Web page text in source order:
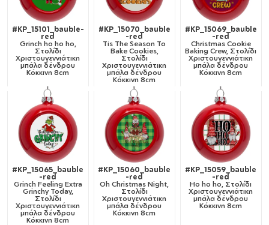
#KP_15101_bauble-
red
Grinch ho ho ho,
Στολίδι
Χριστουγεννιάτικη
μπάλα δένδρου
Κόκκινη 8cm
#KP_15070_bauble
-red
Tis The Season To
Bake Cookies,
Στολίδι
Χριστουγεννιάτικη
μπάλα δένδρου
Κόκκινη 8cm
#KP_15069_bauble
-red
Christmas Cookie
Baking Crew, Στολίδι
Χριστουγεννιάτικη
μπάλα δένδρου
Κόκκινη 8cm
#KP_15065_bauble
-red
Grinch Feeling Extra
Grinchy Today,
Στολίδι
Χριστουγεννιάτικη
μπάλα δένδρου
Κόκκινη 8cm
#KP_15060_bauble
-red
Oh Christmas Night,
Στολίδι
Χριστουγεννιάτικη
μπάλα δένδρου
Κόκκινη 8cm
#KP_15059_bauble
-red
Ho ho ho, Στολίδι
Χριστουγεννιάτικη
μπάλα δένδρου
Κόκκινη 8cm